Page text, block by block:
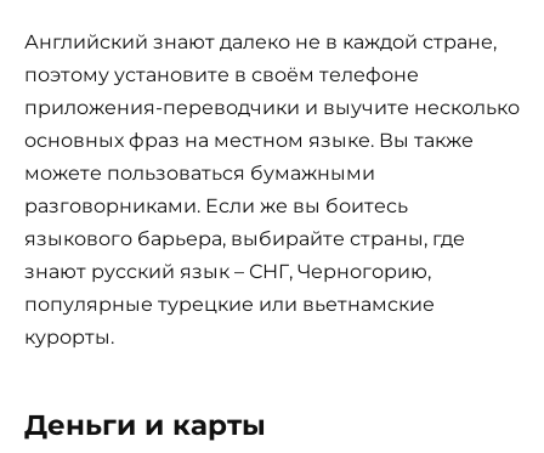
Английский знают далеко не в каждой стране,
поэтому установите в своём телефоне
приложения-переводчики и выучите несколько
основных фраз на местном языке. Вы также
можете пользоваться бумажными
разговорниками. Если же вы боитесь
языкового барьера, выбирайте страны, где
знают русский язык – СНГ, Черногорию,
популярные турецкие или вьетнамские
курорты.
Деньги и карты